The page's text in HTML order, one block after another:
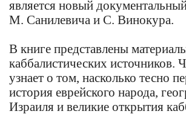
является новый
М. Санилевича и С. Винокура.
В книге представлены
каббалистических источников.
узнает о том, насколько тесно
история еврейского народа,
Израиля и великие открытия